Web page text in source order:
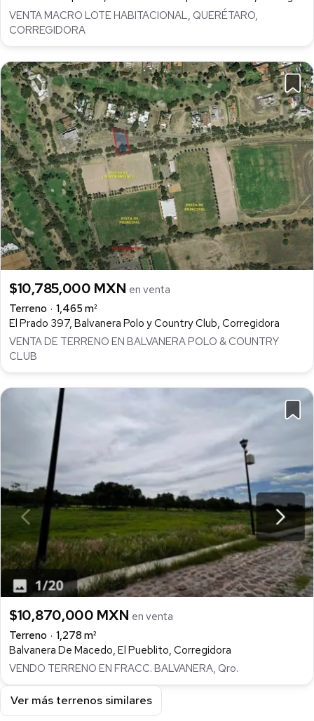
VENTA MACRO LOTE HABITACIONAL, QUERÉTARO,
CORREGIDORA
$10,785,000 MXN en venta
Terreno
1,465 m²
El Prado 397, Balvanera Polo y Country Club, Corregidora
VENTA DE TERRENO EN BALVANERA POLO & COUNTRY
CLUB
$10,870,000 MXN en venta
Terreno
1,278 m²
Balvanera De Macedo, El Pueblito, Corregidora
VENDO TERRENO EN FRACC. BALVANERA, Qro.
Ver más terrenos similares